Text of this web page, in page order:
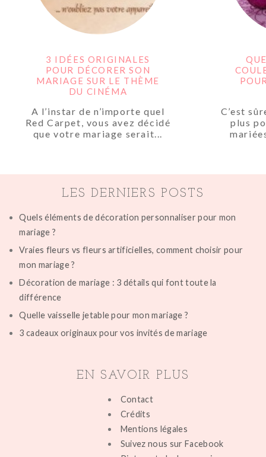
3 IDÉES ORIGINALES
POUR DÉCORER SON
MARIAGE SUR LE THÈME
DU CINÉMA
A l’instar de n’importe quel
Red Carpet, vous avez décidé
que votre mariage serait...
C’est
plus
LES DERNIERS POSTS
Quels éléments de décoration personnaliser pour mon
mariage ?
Vraies fleurs vs fleurs artificielles, comment choisir pour
mon mariage ?
Décoration de mariage : 3 détails qui font toute la
différence
Quelle vaisselle jetable pour mon mariage ?
3 cadeaux originaux pour vos invités de mariage
EN SAVOIR PLUS
Contact
Crédits
Mentions légales
Suivez nous sur Facebook